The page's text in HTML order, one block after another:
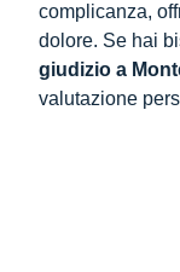
complicanza,
dolore. Se hai
giudizio a
valutazione